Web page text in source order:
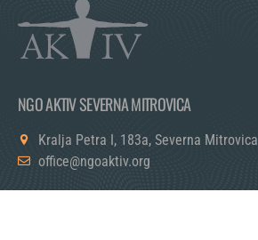
NGO AKTIV SEVERNA MITROVICA
Kralja Petra I, 183a, Severna Mitrovica
office@ngoaktiv.org